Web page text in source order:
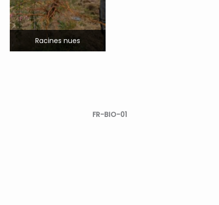
Racines nues
FR-BIO-01